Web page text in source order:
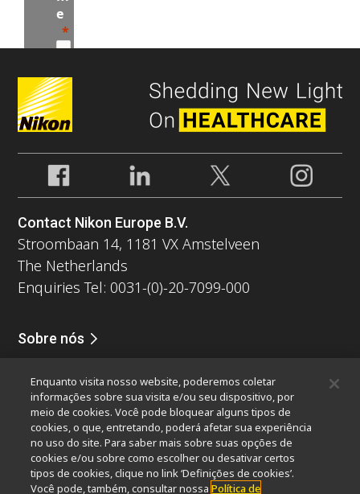
Contact Nikon Europe B.V.
Stroombaan 14, 1181 VX Amstelveen
The Netherlands
Enquiries Tel: 0031-(0)-20-7099-000
Sobre nós
Sustentabilidade
Bem-estar
Nikon Microscopes 100th Anniversary
Popular Links
Últimas notícias e novidadesSeletor de Objetivas
Resolution CalculatorPubScopeOEM
Enquanto visita nosso website, poderemos coletar
informações sobre sua visita e/ou seu dispositivo, por
meio de cookies. Você pode bloquear alguns tipos de
cookies, o que, entretando, poderá afetar sua experiência
no uso do site. Para saber mais sobre suas opções de
cookies e/ou sobre como escolher ou desativar certos
tipos de cookies, clique no link ‘Definições de cookies’.
Você pode, também, consultar nossaPolítica de